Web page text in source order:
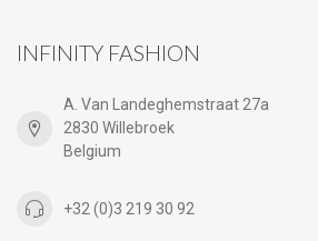
INFINITY FASHION
A. Van Landeghemstraat 27a
2830 Willebroek
Belgium
+32 (0)3 219 30 92